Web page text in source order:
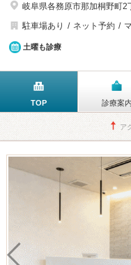
岐阜県各務原市那加桐野町2
駐車場あり
ネット予約
土曜も診療
TOP 診療案内
ア